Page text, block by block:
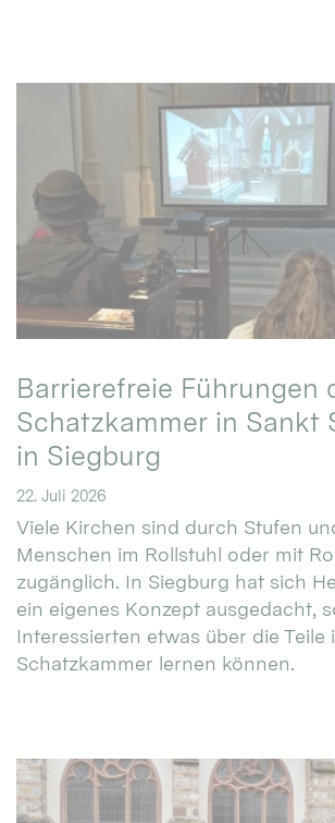
Barrierefreie Führungen
Schatzkammer in Sankt
in Siegburg
22. Juli 2026
Viele Kirchen sind durch Stufen
Menschen im Rollstuhl oder mit
zugänglich. In Siegburg hat sich
ein eigenes Konzept ausgedacht,
Interessierten etwas über die Teile
Schatzkammer lernen können.